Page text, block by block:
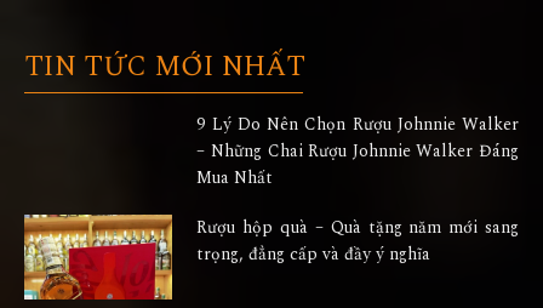
TIN TỨC MỚI NHẤT
9 Lý Do Nên Chọn Rượu Johnnie Walker
– Những Chai Rượu Johnnie Walker Đáng
Mua Nhất
Rượu hộp quà – Quà tặng năm mới sang
trọng, đẳng cấp và đầy ý nghĩa